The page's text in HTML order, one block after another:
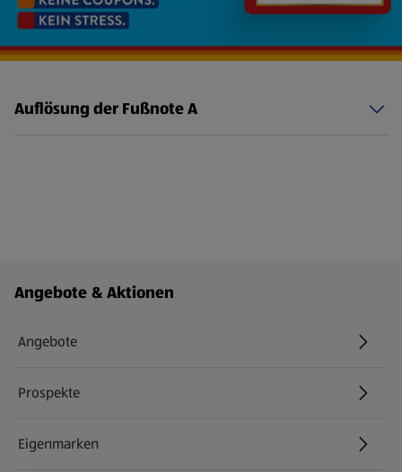
Auflösung der Fußnote A
Fußzeilenmenü - weitere Links
Angebote & Aktionen
Angebote
Prospekte
Eigenmarken